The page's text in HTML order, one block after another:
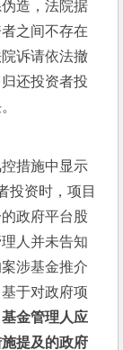
造，法院据
之间不存在
诉请依法撤
还投资者投
措施中显示
投资时，项目
政府平台股
人并未告知
涉基金推介
于对政府项
基金管理人应
提及的政府